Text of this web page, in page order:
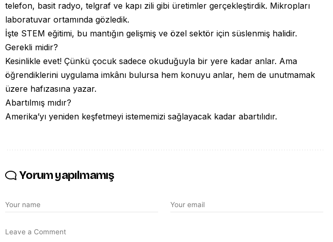
telefon, basit radyo, telgraf ve kapı zili gibi üretimler gerçekleştirdik. Mikropları
laboratuvar ortamında gözledik.
İşte STEM eğitimi, bu mantığın gelişmiş ve özel sektör için süslenmiş halidir.
Gerekli midir?
Kesinlikle evet! Çünkü çocuk sadece okuduğuyla bir yere kadar anlar. Ama
öğrendiklerini uygulama imkânı bulursa hem konuyu anlar, hem de unutmamak
üzere hafızasına yazar.
Abartılmış mıdır?
Amerika’yı yeniden keşfetmeyi istememizi sağlayacak kadar abartılıdır.
Yorum yapılmamış